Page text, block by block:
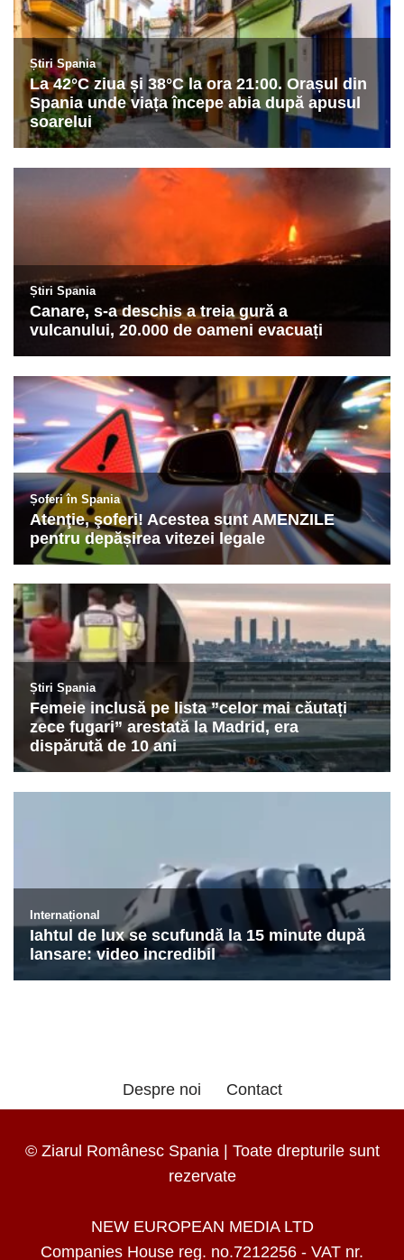
Despre noi Contact
© Ziarul Românesc Spania | Toate drepturile sunt
rezervate
NEW EUROPEAN MEDIA LTD
Companies House reg. no.7212256 - VAT nr.